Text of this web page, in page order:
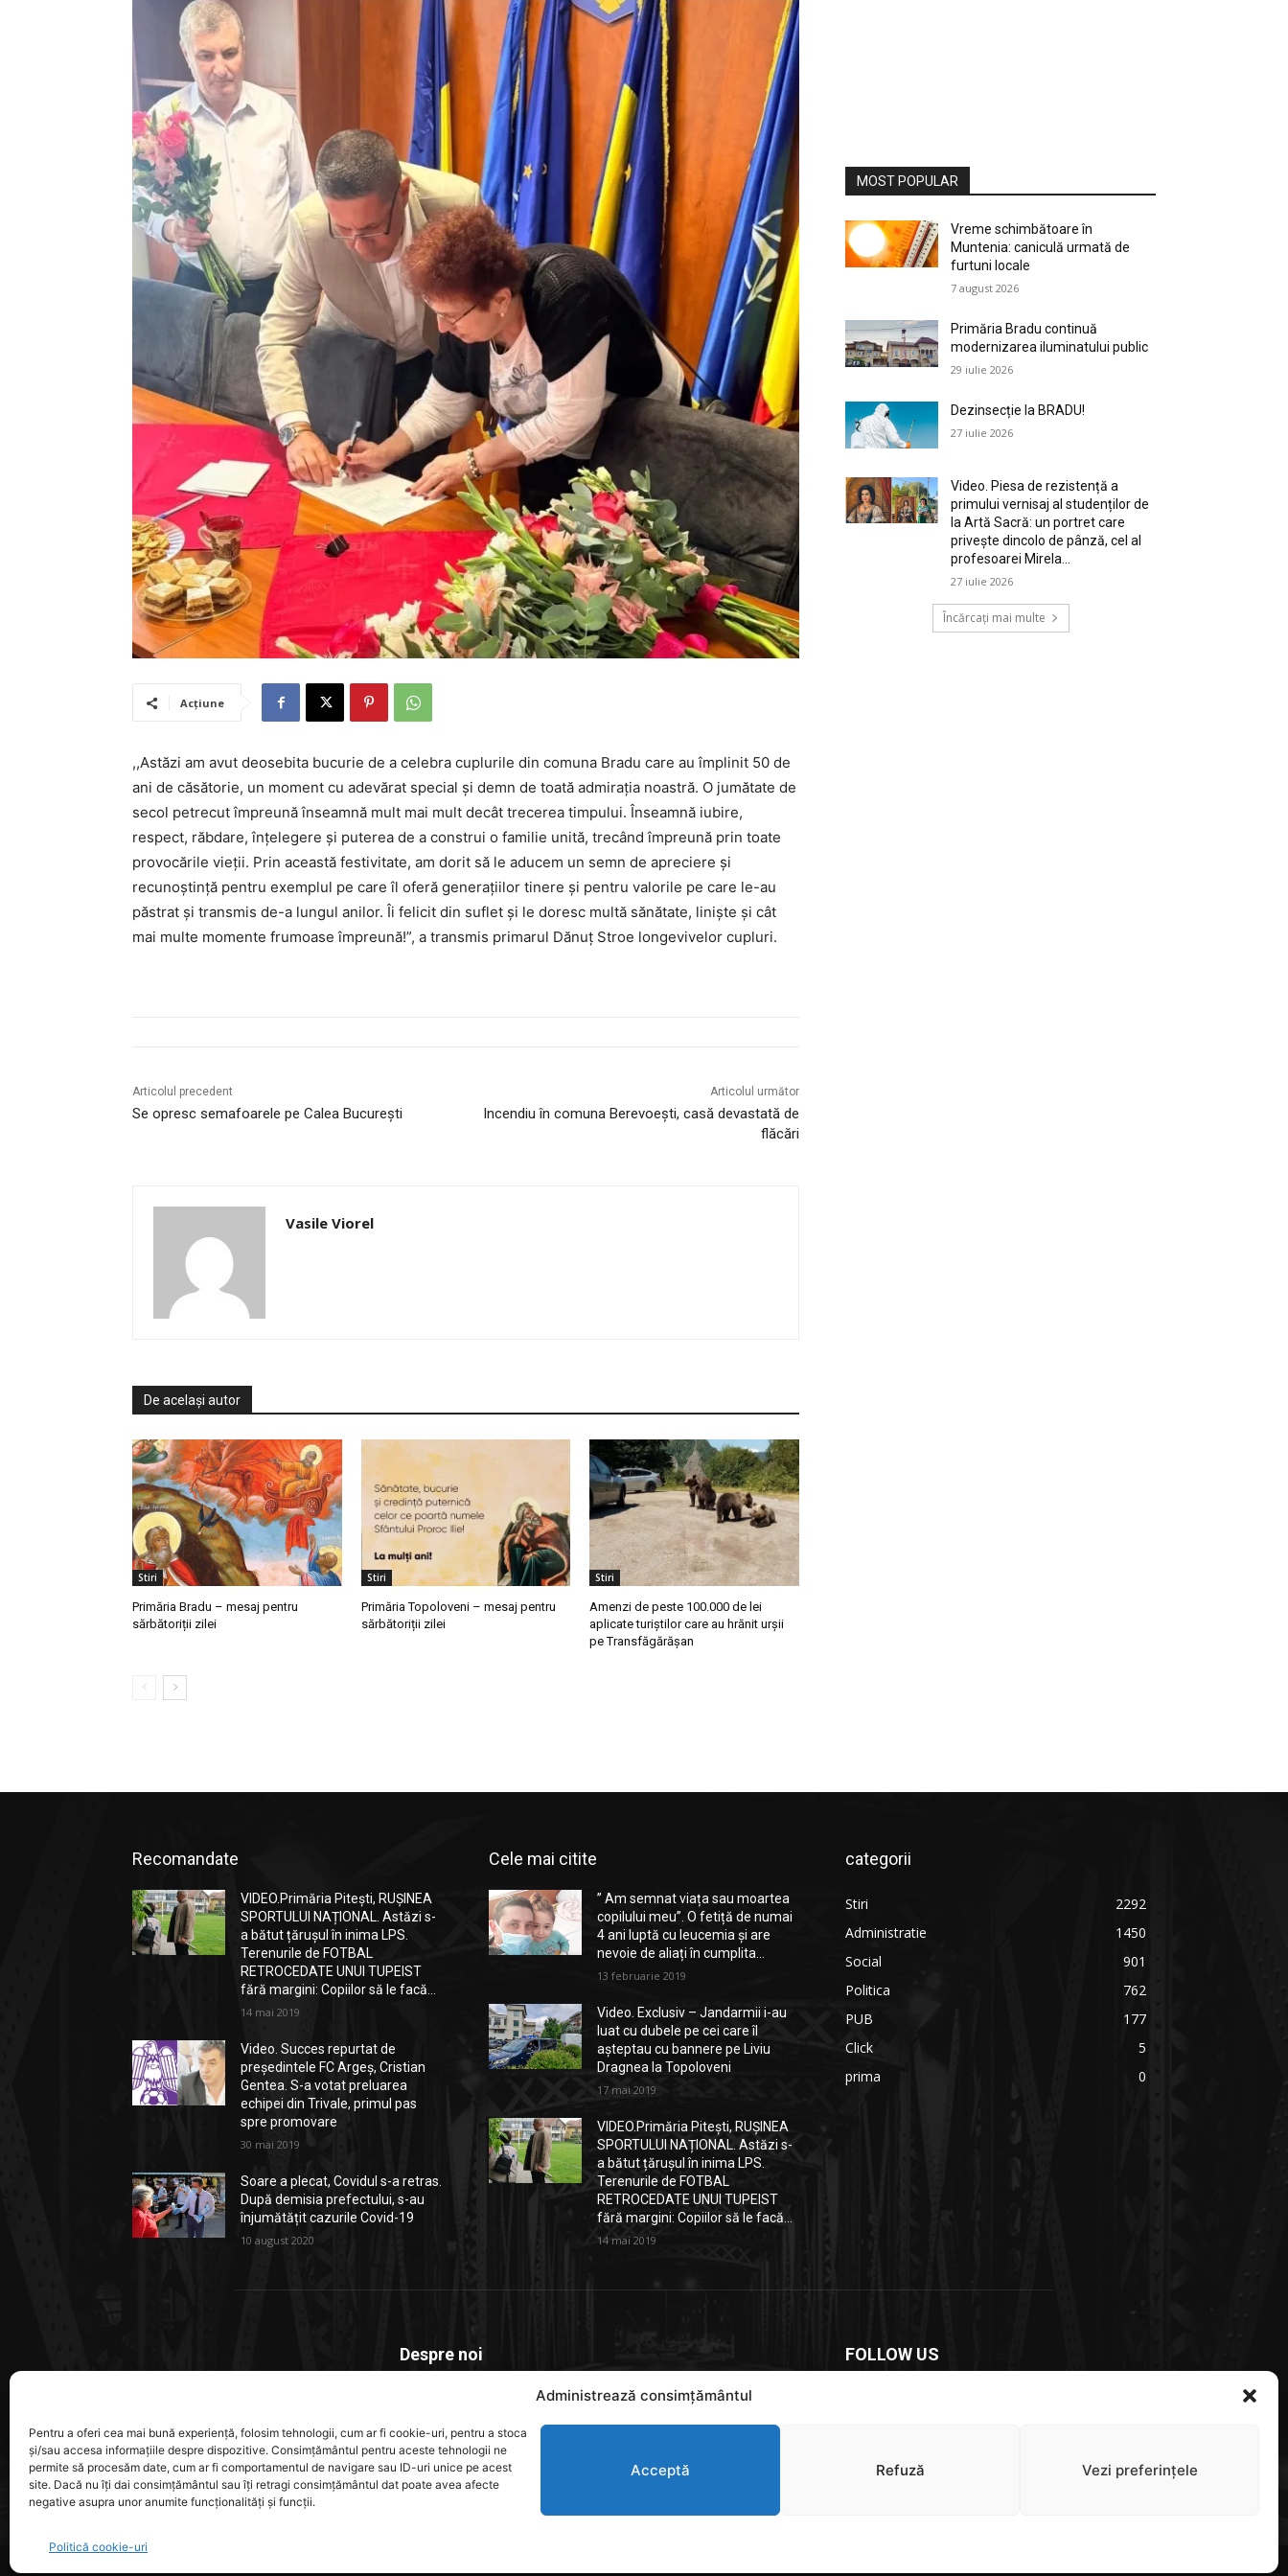
Administrează consimțământul
Pentru a oferi cea mai bună experiență, folosim tehnologii, cum ar fi cookie-uri, pentru a stoca
și/sau accesa informațiile despre dispozitive. Consimțământul pentru aceste tehnologii ne
permite să procesăm date, cum ar fi comportamentul de navigare sau ID-uri unice pe acest
site. Dacă nu îți dai consimțământul sau îți retragi consimțământul dat poate avea afecte
negative asupra unor anumite funcționalități și funcții.
Acceptă Refuză Vezi preferințele
Politică cookie-uri
Acțiune
,,Astăzi am avut deosebita bucurie de a celebra cuplurile din comuna Bradu care au împlinit 50 de
ani de căsătorie, un moment cu adevărat special și demn de toată admirația noastră. O jumătate de
secol petrecut împreună înseamnă mult mai mult decât trecerea timpului. Înseamnă iubire,
respect, răbdare, înțelegere și puterea de a construi o familie unită, trecând împreună prin toate
provocările vieții. Prin această festivitate, am dorit să le aducem un semn de apreciere și
recunoștință pentru exemplul pe care îl oferă generațiilor tinere și pentru valorile pe care le-au
păstrat și transmis de-a lungul anilor. Îi felicit din suflet și le doresc multă sănătate, liniște și cât
mai multe momente frumoase împreună!”, a transmis primarul Dănuț Stroe longevivelor cupluri.
Articolul precedent
Se opresc semafoarele pe Calea București
Articolul următor
Incendiu în comuna Berevoești, casă devastată de
flăcări
Vasile Viorel
De același autor
Stiri
Primăria Bradu – mesaj pentru
sărbătoriții zilei
Stiri
Primăria Topoloveni – mesaj pentru
sărbătoriții zilei
Stiri
Amenzi de peste 100.000 de lei
aplicate turiștilor care au hrănit urșii
pe Transfăgărășan
MOST POPULAR
Vreme schimbătoare în
Muntenia: caniculă urmată de
furtuni locale
7 august 2026
Primăria Bradu continuă
modernizarea iluminatului public
29 iulie 2026
Dezinsecție la BRADU!
27 iulie 2026
Video. Piesa de rezistență a
primului vernisaj al studenților de
la Artă Sacră: un portret care
privește dincolo de pânză, cel al
profesoarei Mirela...
27 iulie 2026
Încărcați mai multe
Recomandate
VIDEO.Primăria Pitești, RUȘINEA
SPORTULUI NAȚIONAL. Astăzi s-
a bătut țărușul în inima LPS.
Terenurile de FOTBAL
RETROCEDATE UNUI TUPEIST
fără margini: Copiilor să le facă...
14 mai 2019
Video. Succes repurtat de
președintele FC Argeș, Cristian
Gentea. S-a votat preluarea
echipei din Trivale, primul pas
spre promovare
30 mai 2019
Soare a plecat, Covidul s-a retras.
După demisia prefectului, s-au
înjumătățit cazurile Covid-19
10 august 2020
Cele mai citite
” Am semnat viața sau moartea
copilului meu”. O fetiță de numai
4 ani luptă cu leucemia și are
nevoie de aliați în cumplita...
13 februarie 2019
Video. Exclusiv – Jandarmii i-au
luat cu dubele pe cei care îl
așteptau cu bannere pe Liviu
Dragnea la Topoloveni
17 mai 2019
VIDEO.Primăria Pitești, RUȘINEA
SPORTULUI NAȚIONAL. Astăzi s-
a bătut țărușul în inima LPS.
Terenurile de FOTBAL
RETROCEDATE UNUI TUPEIST
fără margini: Copiilor să le facă...
14 mai 2019
categorii
Stiri
2292
Administratie
1450
Social
901
Politica
762
PUB
177
Click
5
prima
0
Despre noi
Stiridepitesti.ro este o platforma de știri dedicată comunității
locale, un spațiu unde informația relevantă. actuală și verificată
ajunge rapid la cititori
Contact us:contact@yoursite.com
FOLLOW US